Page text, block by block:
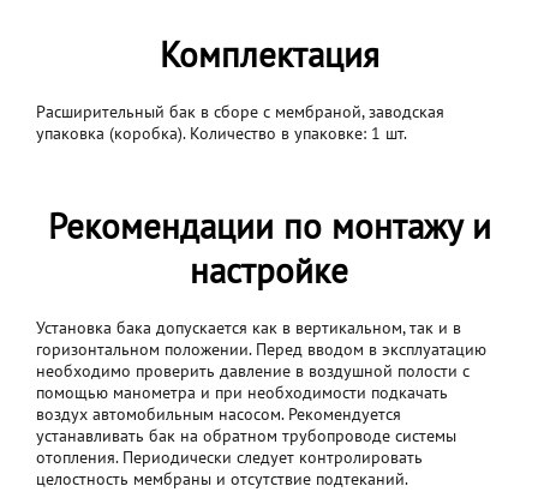
Комплектация
Расширительный бак в сборе с мембраной, заводская
упаковка (коробка). Количество в упаковке: 1 шт.
Рекомендации по монтажу и
настройке
Установка бака допускается как в вертикальном, так и в
горизонтальном положении. Перед вводом в эксплуатацию
необходимо проверить давление в воздушной полости с
помощью манометра и при необходимости подкачать
воздух автомобильным насосом. Рекомендуется
устанавливать бак на обратном трубопроводе системы
отопления. Периодически следует контролировать
целостность мембраны и отсутствие подтеканий.